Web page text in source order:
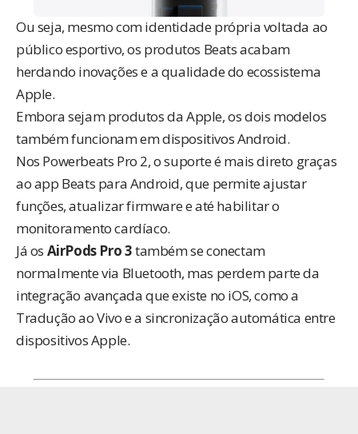
Ou seja, mesmo com identidade própria voltada ao
público esportivo, os produtos Beats acabam
herdando inovações e a qualidade do ecossistema
Apple.
Embora sejam produtos da Apple, os dois modelos
também funcionam em dispositivos Android.
Nos Powerbeats Pro 2, o suporte é mais direto graças
ao app Beats para Android, que permite ajustar
funções, atualizar firmware e até habilitar o
monitoramento cardíaco.
Já os AirPods Pro 3também se conectam
normalmente via Bluetooth, mas perdem parte da
integração avançada que existe no iOS, como a
Tradução ao Vivo e a sincronização automática entre
dispositivos Apple.